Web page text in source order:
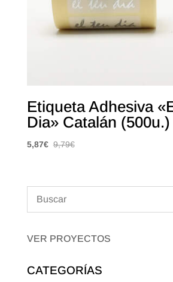
Etiqueta Adhesiva
Dia» Catalán (500u.)
5,87€ 9,79€
VER PROYECTOS
CATEGORÍAS